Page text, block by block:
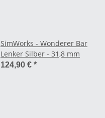
SimWorks - Wonderer Bar
Lenker Silber - 31,8 mm
124,90 € *